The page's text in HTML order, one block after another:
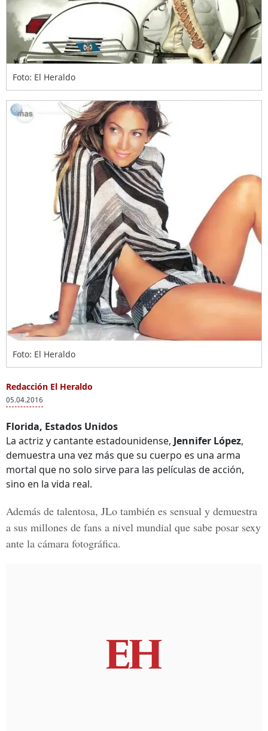
Foto: El Heraldo
Foto: El Heraldo
Redacción El Heraldo
05.04.2016
Florida, Estados Unidos
La actriz y cantante estadounidense, Jennifer López,
demuestra una vez más que su cuerpo es una arma
mortal que no solo sirve para las películas de acción,
sino en la vida real.
Además de talentosa, JLo también es sensual y demuestra
a sus millones de fans a nivel mundial que sabe posar sexy
ante la cámara fotográfica.